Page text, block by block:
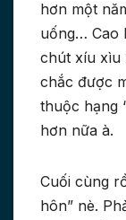
hơn một
uống… Cao
chút xíu xìu
chắc được
thuộc hạng
hơn nữa à.
Cuối cùng
hôn” nè.